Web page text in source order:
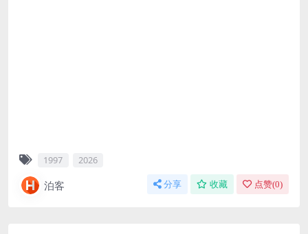
1997 2026
泊客 分享 收藏 点赞(0)